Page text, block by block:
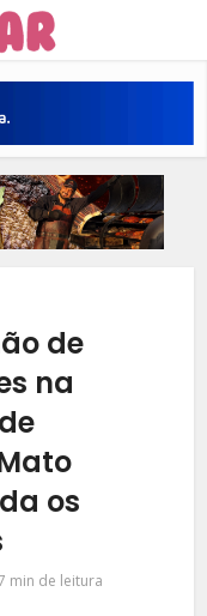
de
na
os
min de leitura